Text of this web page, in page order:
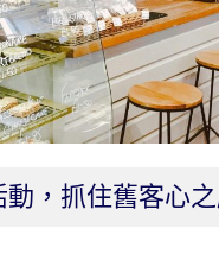
動，抓住舊客心